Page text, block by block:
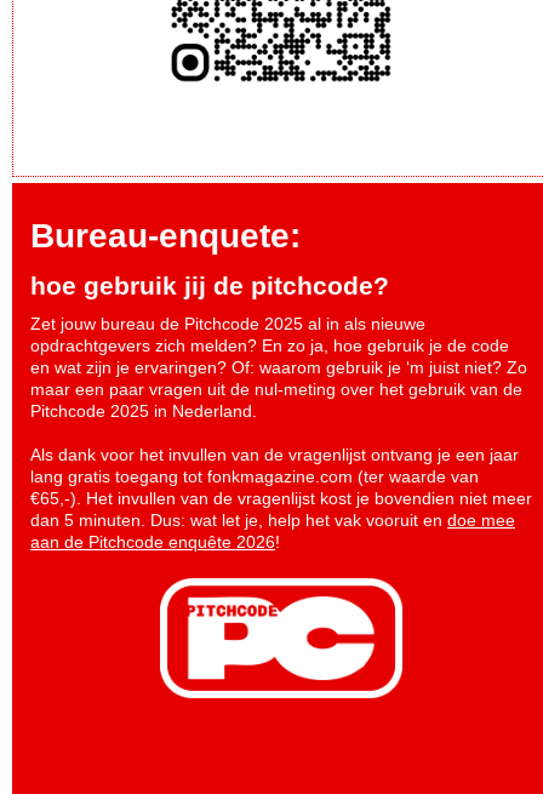
Bureau-enquete:
hoe gebruik jij de pitchcode?
Zet jouw bureau de Pitchcode 2025 al in als nieuwe
opdrachtgevers zich melden? En zo ja, hoe gebruik je de code
en wat zijn je ervaringen? Of: waarom gebruik je ‘m juist niet? Zo
maar een paar vragen uit de nul-meting over het gebruik van de
Pitchcode 2025 in Nederland.
Als dank voor het invullen van de vragenlijst ontvang je een jaar
lang gratis toegang tot fonkmagazine.com (ter waarde van
€65,-). Het invullen van de vragenlijst kost je bovendien niet meer
dan 5 minuten. Dus: wat let je, help het vak vooruit en doe mee
aan de Pitchcode enquête 2026!